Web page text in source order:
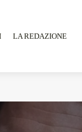
LA REDAZIONE